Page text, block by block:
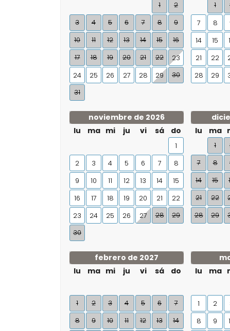
1
2
3
4 5 6 7 8
9
10
11 12 13 14 15
16
17
18 19 20 21 22
23
24
25 26 27 28 29
30
31
1
7
8
14
15
21
22
28
29
noviembre de 2026
lu
ma mi ju vi sá do
1
2
3 4 5 6 7
8
9
10 11 12 13 14
15
16
17 18 19 20 21
22
23
24 25 26 27 28
29
30
lu
ma
1
7
8
14
15
21
22
28
29
febrero de 2027
lu
ma mi ju vi sá do
1 2 3 4 5 6
7
8
9 10 11 12 13 14
lu
ma
1 2
8
9